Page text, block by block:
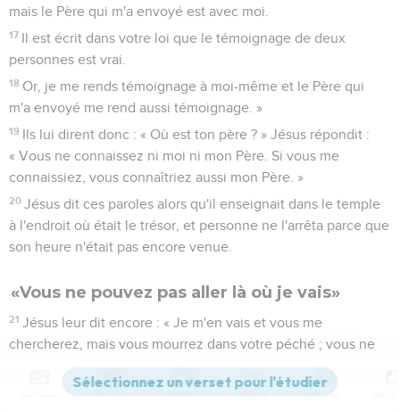
mais le Père qui m'a envoyé est avec moi.
17 Il est écrit dans votre loi que le témoignage de deux
personnes est vrai.
18 Or, je me rends témoignage à moi-même et le Père qui
m'a envoyé me rend aussi témoignage. »
19 Ils lui dirent donc : « Où est ton père ? » Jésus répondit :
« Vous ne connaissez ni moi ni mon Père. Si vous me
connaissiez, vous connaîtriez aussi mon Père. »
20 Jésus dit ces paroles alors qu'il enseignait dans le temple
à l'endroit où était le trésor, et personne ne l'arrêta parce que
son heure n'était pas encore venue.
«Vous ne pouvez pas aller là où je vais»
21 Jésus leur dit encore : « Je m'en vais et vous me
chercherez, mais vous mourrez dans votre péché ; vous ne
pouvez pas venir là où je vais. »
Là-dessus les Juifs dirent : « Va-t-il se tuer, puisqu'il dit :
Versions Commentaires Strong